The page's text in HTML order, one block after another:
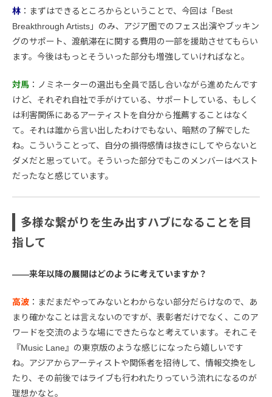
林 ：まずはできるところからということで、今回は「Best
Breakthrough Artists」のみ、アジア圏でのフェス出演やブッキン
グのサポート、渡航滞在に関する費用の一部を援助させてもらい
ます。今後はもっとそういった部分も増強していければなと。
対馬 ：ノミネーターの選出も全員で話し合いながら進めたんです
けど、それぞれ自社で手がけている、サポートしている、もしく
は利害関係にあるアーティストを自分から推薦することはなく
て。それは誰から言い出したわけでもない、暗黙の了解でした
ね。こういうことって、自分の損得感情は抜きにしてやらないと
ダメだと思っていて。そういった部分でもこのメンバーはベスト
だったなと感じています。
多様な繋がりを生み出すハブになることを目
指して
――来年以降の展開はどのように考えていますか？
高波 ：まだまだやってみないとわからない部分だらけなので、あ
まり確かなことは言えないのですが、表彰者だけでなく、このア
ワードを交流のような場にできたらなと考えています。それこそ
『Music Lane』の東京版のような感じになったら嬉しいです
ね。アジアからアーティストや関係者を招待して、情報交換をし
たり、その前後ではライブも行われたりっていう流れになるのが
理想かなと。